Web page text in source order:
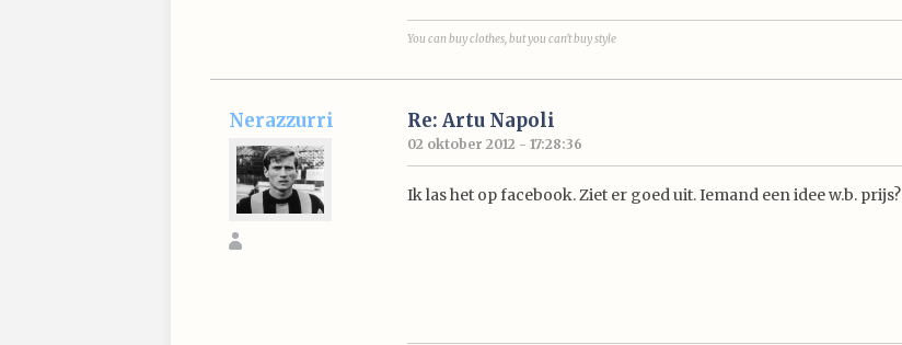
You can buy clothes, but you can't buy style
Nerazzurri Re: Artu Napoli
02 oktober 2012 - 17:28:36
Ik las het op facebook. Ziet er goed uit. Iemand een idee w.b. prijs?